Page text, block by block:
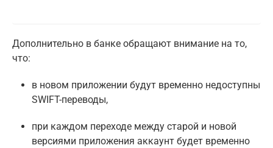
Дополнительно в банке обращают внимание на то,
что:
в новом приложении будут временно недоступны
SWIFT-переводы,
при каждом переходе между старой и новой
версиями приложения аккаунт будет временно